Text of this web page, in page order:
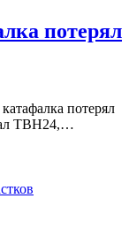
потерял
потерял
ТВН24,…